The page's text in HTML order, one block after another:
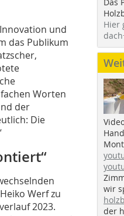
und
das Publikum
Worten
der
Die
Werf zu
2023.
Hier
wir
der